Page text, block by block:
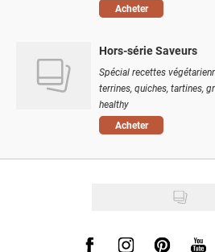
Acheter
Hors-série Saveurs
Spécial recettes
terrines, quiches, tartines,
healthy
Acheter
Visit us on Facebook
Visit us on Instagram
Visit us onVisit